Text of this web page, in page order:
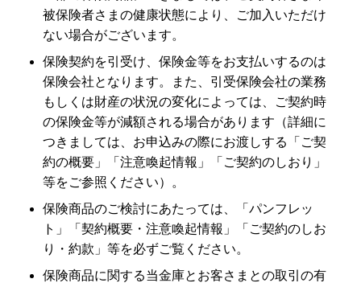
被保険者さまの健康状態により、ご加入いただけ
ない場合がございます。
保険契約を引受け、保険金等をお支払いするのは
保険会社となります。また、引受保険会社の業務
もしくは財産の状況の変化によっては、ご契約時
の保険金等が減額される場合があります（詳細に
つきましては、お申込みの際にお渡しする「ご契
約の概要」「注意喚起情報」「ご契約のしおり」
等をご参照ください）。
保険商品のご検討にあたっては、「パンフレッ
ト」「契約概要・注意喚起情報」「ご契約のしお
り・約款」等を必ずご覧ください。
保険商品に関する当金庫とお客さまとの取引の有